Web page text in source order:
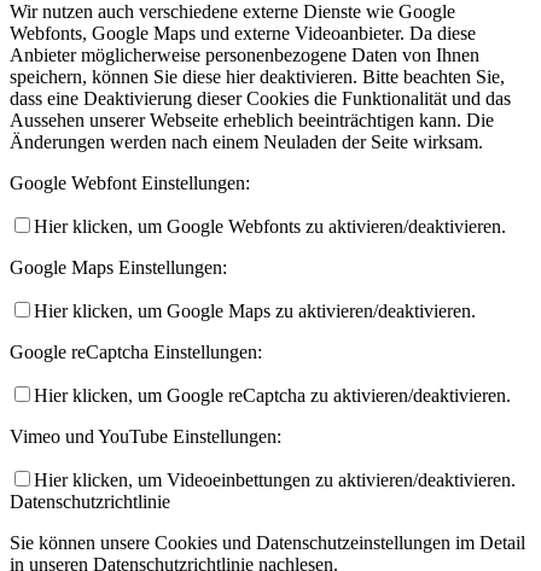
Wir nutzen auch verschiedene externe Dienste wie Google
Webfonts, Google Maps und externe Videoanbieter. Da diese
Anbieter möglicherweise personenbezogene Daten von Ihnen
speichern, können Sie diese hier deaktivieren. Bitte beachten Sie,
dass eine Deaktivierung dieser Cookies die Funktionalität und das
Aussehen unserer Webseite erheblich beeinträchtigen kann. Die
Änderungen werden nach einem Neuladen der Seite wirksam.
Google Webfont Einstellungen:
Hier klicken, um Google Webfonts zu aktivieren/deaktivieren.
Google Maps Einstellungen:
Hier klicken, um Google Maps zu aktivieren/deaktivieren.
Google reCaptcha Einstellungen:
Hier klicken, um Google reCaptcha zu aktivieren/deaktivieren.
Vimeo und YouTube Einstellungen:
Hier klicken, um Videoeinbettungen zu aktivieren/deaktivieren.
Datenschutzrichtlinie
Sie können unsere Cookies und Datenschutzeinstellungen im Detail
in unseren Datenschutzrichtlinie nachlesen.